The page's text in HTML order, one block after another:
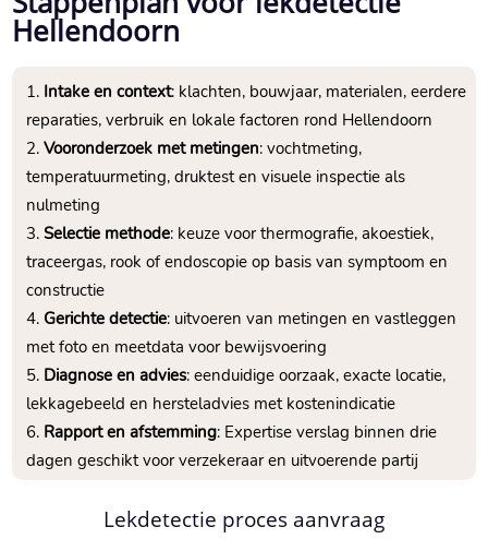
Hellendoorn
Intake en context: klachten, bouwjaar, materialen, eerdere
reparaties, verbruik en lokale factoren rond Hellendoorn
Vooronderzoek met metingen: vochtmeting,
temperatuurmeting, druktest en visuele inspectie als
nulmeting
Selectie methode: keuze voor thermografie, akoestiek,
traceergas, rook of endoscopie op basis van symptoom en
constructie
Gerichte detectie: uitvoeren van metingen en vastleggen
met foto en meetdata voor bewijsvoering
Diagnose en advies: eenduidige oorzaak, exacte locatie,
lekkagebeeld en hersteladvies met kostenindicatie
Rapport en afstemming: Expertise verslag binnen drie
dagen geschikt voor verzekeraar en uitvoerende partij
Lekdetectie proces aanvraag